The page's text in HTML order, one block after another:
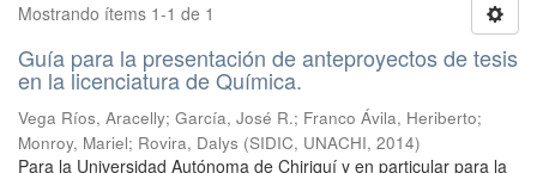
Mostrando ítems 1-1 de 1
Guía para la presentación de anteproyectos de tesis
en la licenciatura de Química.
Vega Ríos, Aracelly; García, José R.; Franco Ávila, Heriberto;
Monroy, Mariel; Rovira, Dalys (SIDIC, UNACHI, 2014)
Para la Universidad Autónoma de Chiriquí y en particular para la